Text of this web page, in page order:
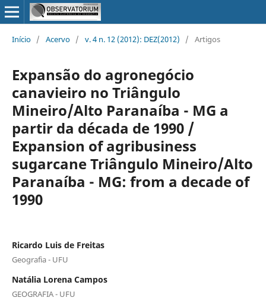
Início / Acervo / v. 4 n. 12 (2012): DEZ(2012) / Artigos
Expansão do agronegócio
canavieiro no Triângulo
Mineiro/Alto Paranaíba - MG a
partir da década de 1990 /
Expansion of agribusiness
sugarcane Triângulo Mineiro/Alto
Paranaíba - MG: from a decade of
1990
Ricardo Luis de Freitas
Geografia - UFU
Natália Lorena Campos
GEOGRAFIA - UFU